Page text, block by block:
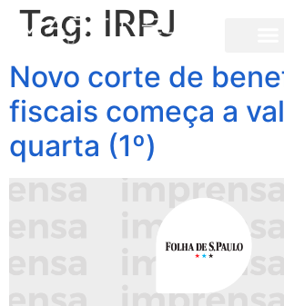
Tag: IRPJ
Novo corte de
fiscais começa a
quarta (1º)